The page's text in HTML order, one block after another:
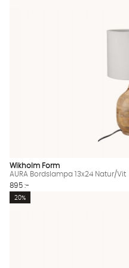
Wikholm Form
AURA Bordslampa 13x24 Natur/Vit
895 :-
20%